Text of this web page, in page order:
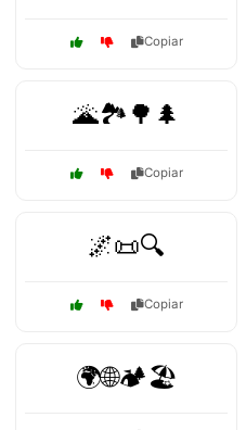
Copiar
🌋🏞️🌳🌲
Copiar
🌌📜🔍
Copiar
🌍🌐🏕️🏖️